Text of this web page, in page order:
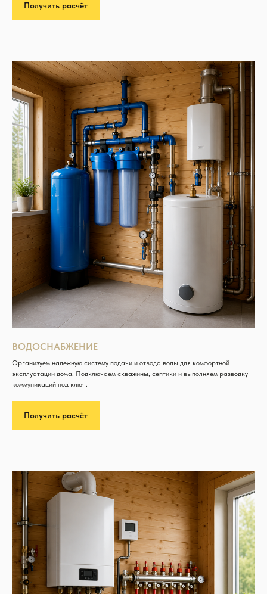
Получить расчёт
ВОДОСНАБЖЕНИЕ
Организуем надежную систему подачи и отвода воды для комфортной
эксплуатации дома. Подключаем скважины, септики и выполняем разводку
коммуникаций под ключ.
Получить расчёт